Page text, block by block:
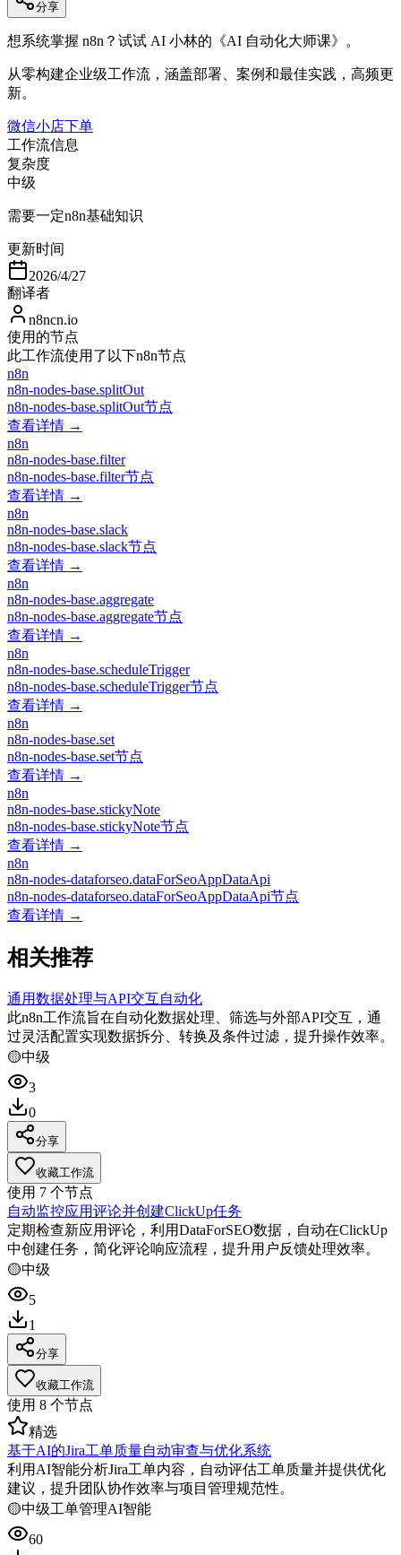
分享
想系统掌握 n8n？试试 AI 小林的《AI 自动化大师课》。
从零构建企业级工作流，涵盖部署、案例和最佳实践，高频更
新。
微信小店下单
工作流信息
复杂度
中级
需要一定n8n基础知识
更新时间
2026/4/27
翻译者
n8ncn.io
使用的节点
此工作流使用了以下n8n节点
n8n
n8n-nodes-base.splitOut
n8n-nodes-base.splitOut节点
查看详情 →
n8n
n8n-nodes-base.filter
n8n-nodes-base.filter节点
查看详情 →
n8n
n8n-nodes-base.slack
n8n-nodes-base.slack节点
查看详情 →
n8n
n8n-nodes-base.aggregate
n8n-nodes-base.aggregate节点
查看详情 →
n8n
n8n-nodes-base.scheduleTrigger
n8n-nodes-base.scheduleTrigger节点
查看详情 →
n8n
n8n-nodes-base.set
n8n-nodes-base.set节点
查看详情 →
n8n
n8n-nodes-base.stickyNote
n8n-nodes-base.stickyNote节点
查看详情 →
n8n
n8n-nodes-dataforseo.dataForSeoAppDataApi
n8n-nodes-dataforseo.dataForSeoAppDataApi节点
查看详情 →
相关推荐
通用数据处理与API交互自动化
此n8n工作流旨在自动化数据处理、筛选与外部API交互，通
过灵活配置实现数据拆分、转换及条件过滤，提升操作效率。
🟡中级
3
0
分享
收藏工作流
使用 7 个节点
自动监控应用评论并创建ClickUp任务
定期检查新应用评论，利用DataForSEO数据，自动在ClickUp
中创建任务，简化评论响应流程，提升用户反馈处理效率。
🟡中级
5
1
分享
收藏工作流
使用 8 个节点
精选
基于AI的Jira工单质量自动审查与优化系统
利用AI智能分析Jira工单内容，自动评估工单质量并提供优化
建议，提升团队协作效率与项目管理规范性。
🟡中级工单管理AI智能
60